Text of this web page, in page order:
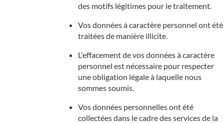
des motifs légitimes pour le traitement.
Vos données à caractère personnel ont été
traitées de manière illicite.
L'effacement de vos données à caractère
personnel est nécessaire pour respecter
une obligation légale à laquelle nous
sommes soumis.
Vos données personnelles ont été
collectées dans le cadre des services de la